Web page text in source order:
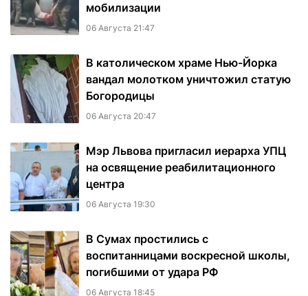
мобилизации
06 Августа 21:47
В католическом храме Нью-Йорка
вандал молотком уничтожил статую
Богородицы
06 Августа 20:47
Мэр Львова пригласил иерарха УПЦ
на освящение реабилитационного
центра
06 Августа 19:30
В Сумах простились с
воспитанницами воскресной школы,
погибшими от удара РФ
06 Августа 18:45